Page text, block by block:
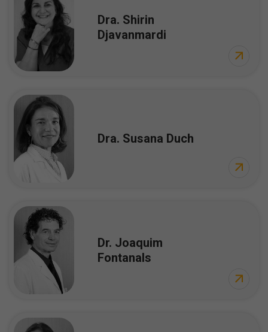
Dra. Shirin
Djavanmardi
Dra. Susana Duch
Dr. Joaquim
Fontanals